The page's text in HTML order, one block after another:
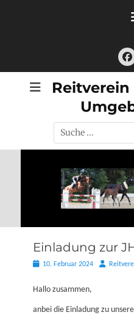
Suche
nach:
Einladung zur
Posted10. Februar 2024 Autor
Hallo zusammen,
anbei die Einladung zu